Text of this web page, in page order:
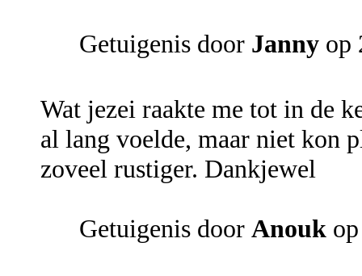
Getuigenis door Janny op
Wat jezei raakte me tot in de
al lang voelde, maar niet kon
zoveel rustiger. Dankjewel
Getuigenis door Anouk